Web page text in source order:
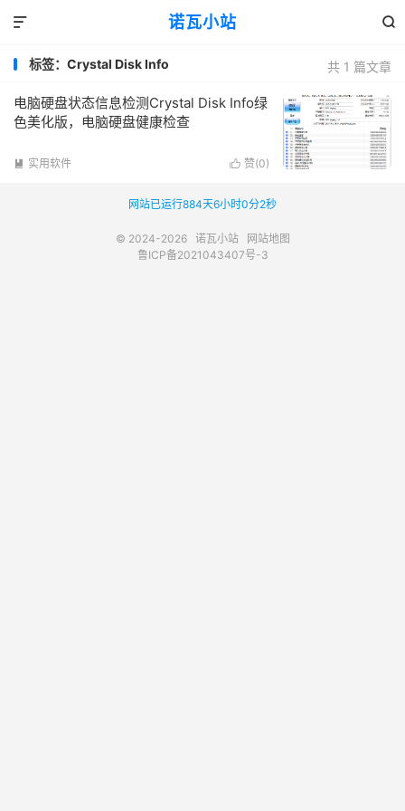
诺瓦小站 

共 1 篇文章
标签：Crystal Disk Info
电脑硬盘状态信息检测Crystal Disk Info绿
色美化版，电脑硬盘健康检查
 赞(0)
 实用软件
网站已运行884天6小时0分2秒
© 2024-2026 诺瓦小站
网站地图
鲁ICP备2021043407号-3